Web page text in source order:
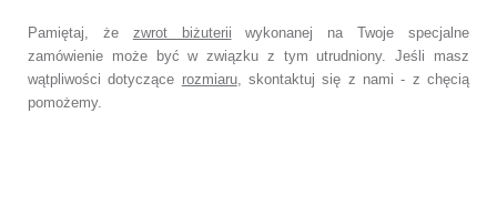
Pamiętaj, że zwrot biżuterii wykonanej na Twoje specjalne
zamówienie może być w związku z tym utrudniony. Jeśli masz
wątpliwości dotyczące rozmiaru, skontaktuj się z nami - z chęcią
pomożemy.